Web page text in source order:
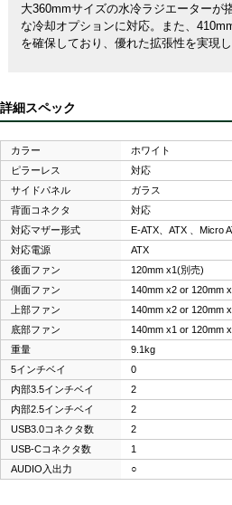
大360mmサイズの水冷ラジエーターが
な冷却オプションに対応。また、
を確保しており、優れた拡張性を実現し
詳細スペック
カラー
ホワイト
ピラーレス
対応
サイドパネル
ガラス
背面コネクタ
対応
対応マザー形式
E-ATX、ATX 、Micro
対応電源
ATX
後面ファン
120mm x1(別売)
側面ファン
140mm x2 or 120mm
上部ファン
140mm x2 or 120mm
底部ファン
140mm x1 or 120mm
重量
9.1kg
5インチベイ
0
内部3.5インチベイ
2
内部2.5インチベイ
2
USB3.0コネクタ数
2
USB-Cコネクタ数
1
AUDIO入出力
○